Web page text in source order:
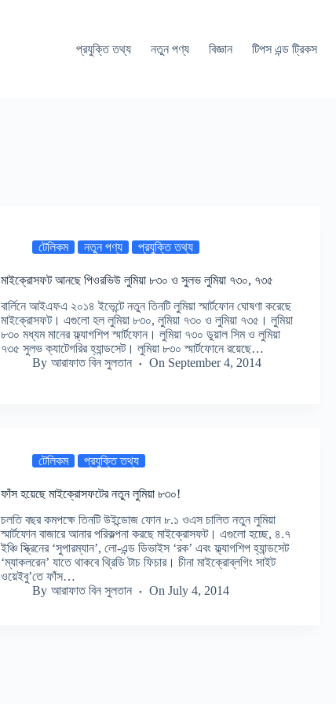
প্রযুক্তি তথ্য
নতুন পণ্য বিজ্ঞান টিপস এন্ড ট্রিকস
টেলিকম নতুন পণ্য প্রযুক্তি তথ্য
মাইক্রোসফট আনছে পিওরভিউ লুমিয়া ৮৩০ ও সুলভ লুমিয়া ৭৩০, ৭৩৫
বার্লিনে আইএফএ ২০১৪ ইভেন্টে নতুন তিনটি লুমিয়া স্মার্টফোন ঘোষণা করেছে
মাইক্রোসফট। এগুলো হল লুমিয়া ৮৩০, লুমিয়া ৭৩০ ও লুমিয়া ৭৩৫। লুমিয়া
৮৩০ মধ্যম মানের ফ্ল্যাগশিপ স্মার্টফোন। লুমিয়া ৭৩০ ডুয়াল সিম ও লুমিয়া
৭৩৫ সুলভ ক্যাটেগরির হ্যান্ডসেট। লুমিয়া ৮৩০ স্মার্টফোনে রয়েছে…
By আরাফাত বিন সুলতান On September 4, 2014
টেলিকম প্রযুক্তি তথ্য
ফাঁস হয়েছে মাইক্রোসফটের নতুন লুমিয়া ৮৩০!
চলতি বছর কমপক্ষে তিনটি উইন্ডোজ ফোন ৮.১ ওএস চালিত নতুন লুমিয়া
স্মার্টফোন বাজারে আনার পরিকল্পনা করছে মাইক্রোসফট। এগুলো হচ্ছে, ৪.৭
ইঞ্চি স্ক্রিনের ‘সুপারম্যান’, লো-এন্ড ডিভাইস ‘রক’ এবং ফ্ল্যাগশিপ হ্যান্ডসেট
‘ম্যাকলরেন’ যাতে থাকবে থ্রিডি টাচ ফিচার। চীনা মাইক্রোব্লগিং সাইট
ওয়েইবু’তে ফাঁস…
By আরাফাত বিন সুলতান On July 4, 2014